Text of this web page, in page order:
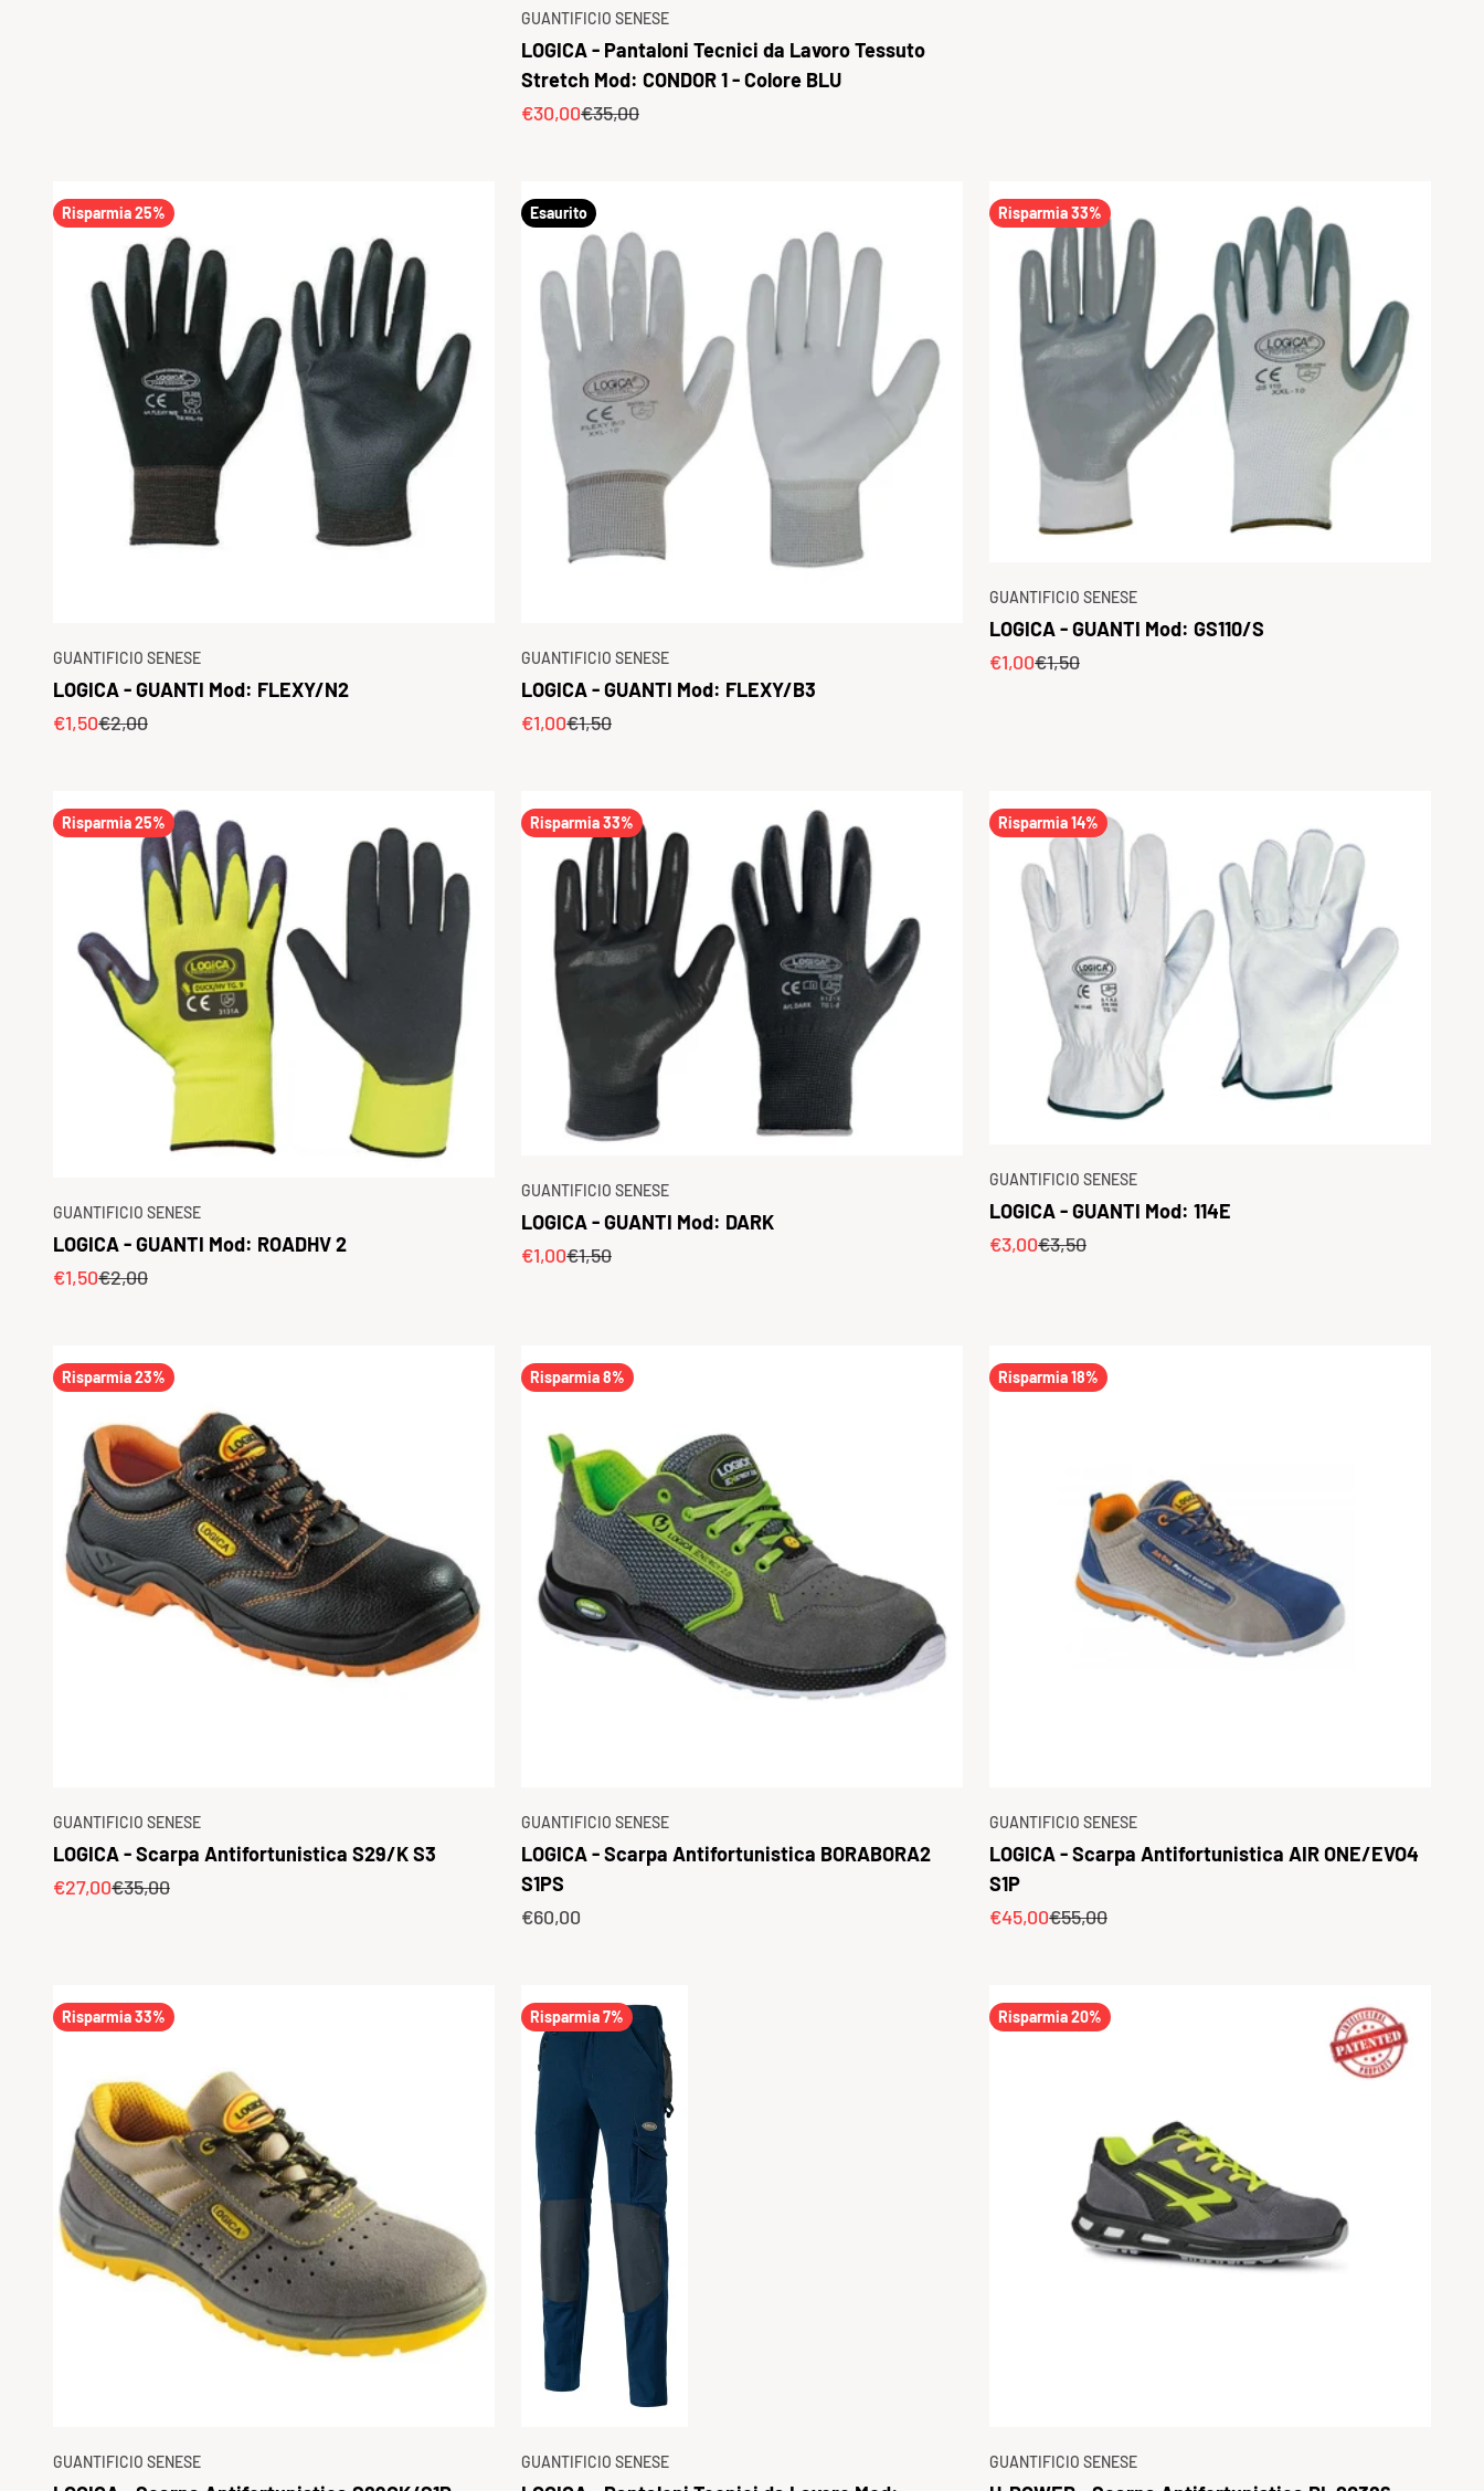
GUANTIFICIO SENESE
LOGICA - Pantaloni Tecnici da Lavoro Tessuto
Stretch Mod: CONDOR 1 - Colore BLU
Prezzo scontato
€30,00Prezzo
€35,00
Risparmia 25%
GUANTIFICIO SENESE
LOGICA - GUANTI Mod: FLEXY/N2
Prezzo scontato
€1,50Prezzo
€2,00
Esaurito
GUANTIFICIO SENESE
LOGICA - GUANTI Mod: FLEXY/B3
Prezzo scontato
€1,00Prezzo
€1,50
Risparmia 33%
GUANTIFICIO SENESE
LOGICA - GUANTI Mod: GS110/S
Prezzo scontato
€1,00Prezzo
€1,50
Risparmia 25%
GUANTIFICIO SENESE
LOGICA - GUANTI Mod: ROADHV 2
Prezzo scontato
€1,50Prezzo
€2,00
Risparmia 33%
GUANTIFICIO SENESE
LOGICA - GUANTI Mod: DARK
Prezzo scontato
€1,00Prezzo
€1,50
Risparmia 14%
GUANTIFICIO SENESE
LOGICA - GUANTI Mod: 114E
Prezzo scontato
€3,00Prezzo
€3,50
Risparmia 23%
GUANTIFICIO SENESE
LOGICA - Scarpa Antifortunistica S29/K S3
Prezzo scontato
€27,00Prezzo
€35,00
Risparmia 8%
GUANTIFICIO SENESE
LOGICA - Scarpa Antifortunistica BORABORA2
S1PS
Prezzo scontato
€60,00
Risparmia 18%
GUANTIFICIO SENESE
LOGICA - Scarpa Antifortunistica AIR ONE/EVO4
S1P
Prezzo scontato
€45,00Prezzo
€55,00
Risparmia 33%
GUANTIFICIO SENESE
Risparmia 7%
GUANTIFICIO SENESE
Risparmia 20%
GUANTIFICIO SENESE